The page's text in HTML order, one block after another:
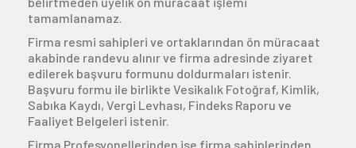
tamamlanamaz.
Firma resmi sahipleri ve ortaklarından ön müracaat
akabinde randevu alınır ve firma adresinde ziyaret
edilerek başvuru formunu doldurmaları istenir.
Başvuru formu ile birlikte Vesikalık Fotoğraf, Kimlik,
Sabıka Kaydı, Vergi Levhası, Findeks Raporu ve
Faaliyet Belgeleri istenir.
Firma Profesyonellerinden ise firma sahiplerinden